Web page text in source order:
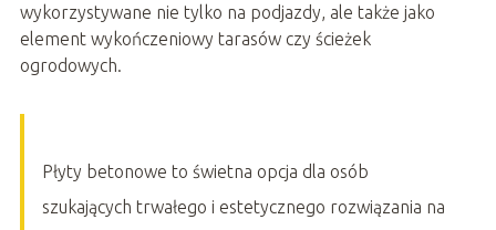
wykorzystywane nie tylko na podjazdy, ale także jako
element wykończeniowy tarasów czy ścieżek
ogrodowych.
Płyty betonowe to świetna opcja dla osób
szukających trwałego i estetycznego rozwiązania na